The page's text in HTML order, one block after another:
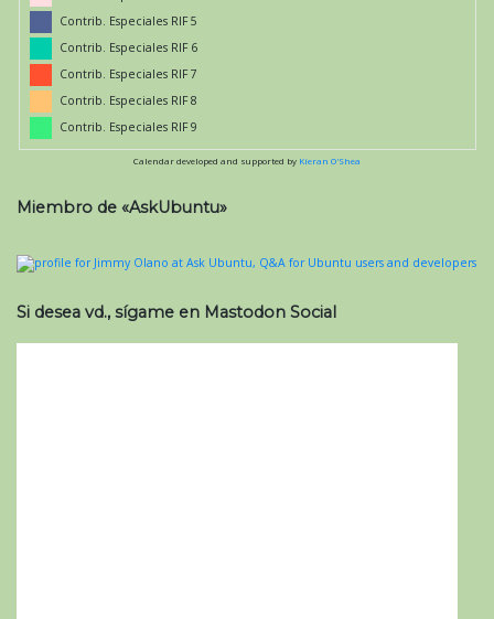
Contrib. Especiales RIF 5
Contrib. Especiales RIF 6
Contrib. Especiales RIF 7
Contrib. Especiales RIF 8
Contrib. Especiales RIF 9
Calendar developed and supported by Kieran O'Shea
Miembro de «AskUbuntu»
Si desea vd., sígame en Mastodon Social